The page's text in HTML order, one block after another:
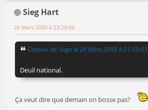
Sieg Hart
26 Mars 2009 à 23:29:04
Citation de: Saga le 26 Mars 2009 à 21:55:05
Deuil national.
Ça veut dire que demain on bosse pas?